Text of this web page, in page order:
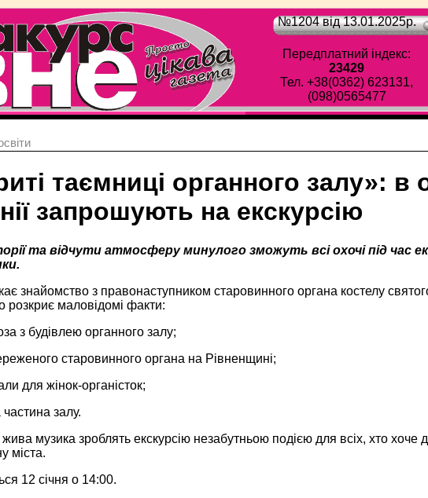
№1204 від 13.01.2025p.
Передплатний індекс:
23429
Тел. +38(0362) 623131,
(098)0565477
таємниці органного залу»: в
запрошують на екскурсію
та відчути атмосферу минулого зможуть всі охочі під час
знайомство з правонаступником старовинного органа костелу
розкриє маловідомі факти:
з будівлею органного залу;
старовинного органа на Рівненщині;
для жінок-органісток;
залу.
жива музика зроблять екскурсію незабутньою подією для всіх, хто хоче
міста.
12 січня о 14:00.